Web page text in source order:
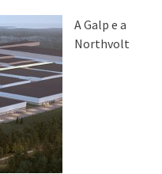
A Galp e a
Northvolt